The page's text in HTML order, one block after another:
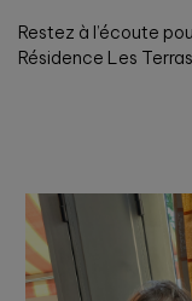
Restez à l’écoute
Résidence Les